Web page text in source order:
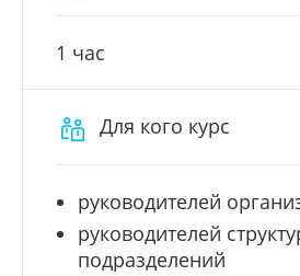
1 час
Для кого курс
руководителей
руководителей
подразделений